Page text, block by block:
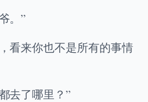
。”
看来你也不是所有的事情
去了哪里？”